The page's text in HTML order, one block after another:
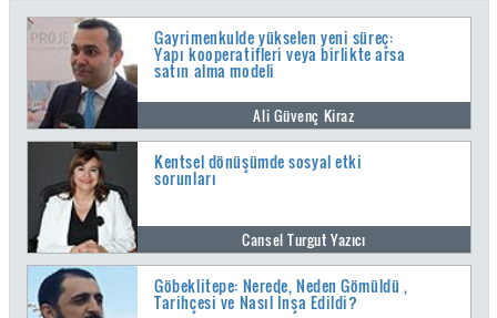
Gayrimenkulde yükselen yeni süreç:
Yapı kooperatifleri veya birlikte arsa
satın alma modeli
Ali Güvenç Kiraz
Kentsel dönüşümde sosyal etki
sorunları
Cansel Turgut Yazıcı
Göbeklitepe: Nerede, Neden Gömüldü ,
Tarihçesi ve Nasıl İnşa Edildi?